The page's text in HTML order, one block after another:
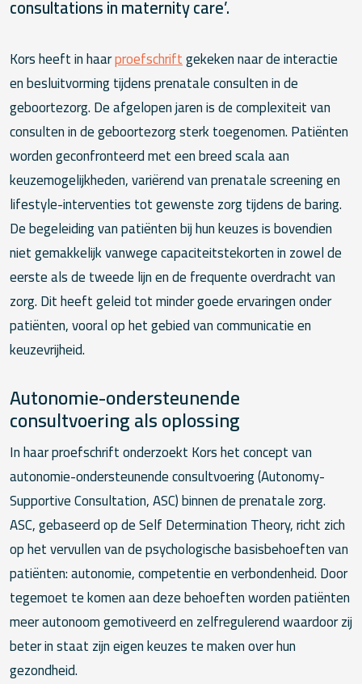
consultations in maternity care’.
Kors heeft in haarproefschriftgekeken naar de interactie
en besluitvorming tijdens prenatale consulten in de
geboortezorg. De afgelopen jaren is de complexiteit van
consulten in de geboortezorg sterk toegenomen. Patiënten
worden geconfronteerd met een breed scala aan
keuzemogelijkheden, variërend van prenatale screening en
lifestyle-interventies tot gewenste zorg tijdens de baring.
De begeleiding van patiënten bij hun keuzes is bovendien
niet gemakkelijk vanwege capaciteitstekorten in zowel de
eerste als de tweede lijn en de frequente overdracht van
zorg. Dit heeft geleid tot minder goede ervaringen onder
patiënten, vooral op het gebied van communicatie en
keuzevrijheid.
Autonomie-ondersteunende
consultvoering als oplossing
In haar proefschrift onderzoekt Kors het concept van
autonomie-ondersteunende consultvoering (Autonomy-
Supportive Consultation, ASC) binnen de prenatale zorg.
ASC, gebaseerd op de Self Determination Theory, richt zich
op het vervullen van de psychologische basisbehoeften van
patiënten: autonomie, competentie en verbondenheid. Door
tegemoet te komen aan deze behoeften worden patiënten
meer autonoom gemotiveerd en zelfregulerend waardoor zij
beter in staat zijn eigen keuzes te maken over hun
gezondheid.